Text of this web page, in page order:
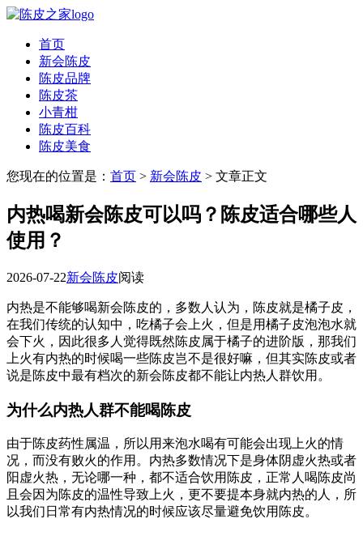
首页
新会陈皮
陈皮品牌
陈皮茶
小青柑
陈皮百科
陈皮美食
您现在的位置是： 首页 > 新会陈皮 > 文章正文
内热喝新会陈皮可以吗？陈皮适合哪些人
使用？
2026-07-22新会陈皮阅读
内热是不能够喝新会陈皮的，多数人认为，陈皮就是橘子皮，
在我们传统的认知中，吃橘子会上火，但是用橘子皮泡泡水就
会下火，因此很多人觉得既然陈皮属于橘子的进阶版，那我们
上火有内热的时候喝一些陈皮岂不是很好嘛，但其实陈皮或者
说是陈皮中最有档次的新会陈皮都不能让内热人群饮用。
为什么内热人群不能喝陈皮
由于陈皮药性属温，所以用来泡水喝有可能会出现上火的情
况，而没有败火的作用。内热多数情况下是身体阴虚火热或者
阳虚火热，无论哪一种，都不适合饮用陈皮，正常人喝陈皮尚
且会因为陈皮的温性导致上火，更不要提本身就内热的人，所
以我们日常有内热情况的时候应该尽量避免饮用陈皮。